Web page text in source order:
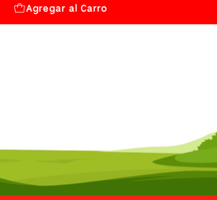
Agregar al Carro